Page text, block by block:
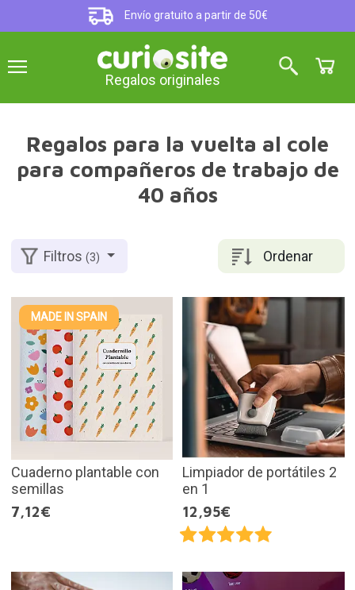
Envío gratuito a partir de 50€
Regalos originales
Regalos para la vuelta al cole
para compañeros de trabajo de
40 años
Ordenar
Filtros(3)
MADE IN SPAIN
Cuaderno plantable con
semillas
7,12€
Limpiador de portátiles 2
en 1
12,95€